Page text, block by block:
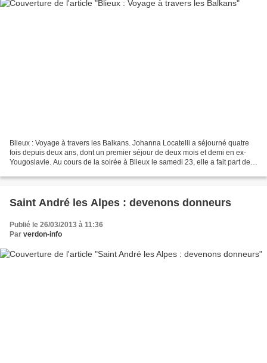
Blieux : Voyage à travers les Balkans. Johanna Locatelli a séjourné quatre
fois depuis deux ans, dont un premier séjour de deux mois et demi en ex-
Yougoslavie. Au cours de la soirée à Blieux le samedi 23, elle a fait part de
Saint André les Alpes : devenons donneurs
Publié le 26/03/2013 à 11:36
Par verdon-info